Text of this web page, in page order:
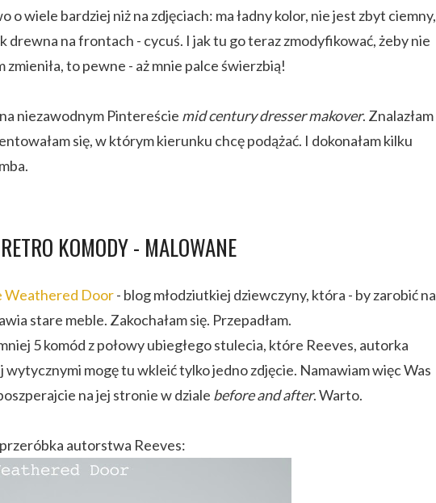
o wiele bardziej niż na zdjęciach: ma ładny kolor, nie jest zbyt ciemny,
drewna na frontach - cycuś. I jak tu go teraz zmodyfikować, żeby nie
zmieniła, to pewne - aż mnie palce świerzbią!
niezawodnym Pintereście mid century dresser makover. Znalazłam
się, w którym kierunku chcę podążać. I dokonałam kilku
RETRO KOMODY - MALOWANE
Weathered Door- blog młodziutkiej dziewczyny, która - by zarobić na
stare meble. Zakochałam się. Przepadłam.
5 komód z połowy ubiegłego stulecia, które Reeves, autorka
wytycznymi mogę tu wkleić tylko jedno zdjęcie. Namawiam więc Was
na jej stronie w dziale before and after. Warto.
autorstwa Reeves: